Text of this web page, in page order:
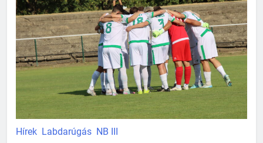
Hírek Labdarúgás NB III